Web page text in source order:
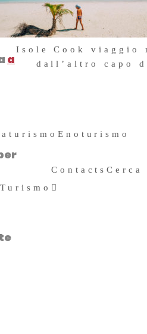
Isole Cook viaggio
dall’altro capo
Enoturismo
ContactsCerca
a